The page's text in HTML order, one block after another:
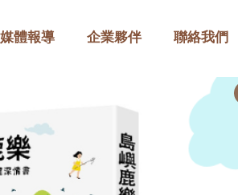
媒體報導 企業夥伴 聯絡我們